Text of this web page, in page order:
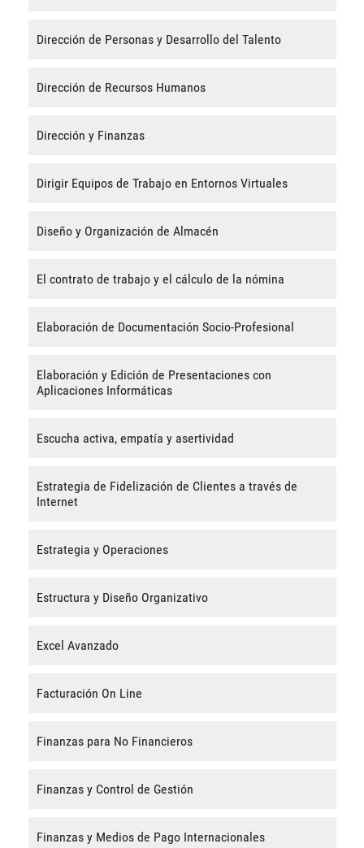
Dirección de Personas y Desarrollo del Talento
Dirección de Recursos Humanos
Dirección y Finanzas
Dirigir Equipos de Trabajo en Entornos Virtuales
Diseño y Organización de Almacén
El contrato de trabajo y el cálculo de la nómina
Elaboración de Documentación Socio-Profesional
Elaboración y Edición de Presentaciones con
Aplicaciones Informáticas
Escucha activa, empatía y asertividad
Estrategia de Fidelización de Clientes a través de
Internet
Estrategia y Operaciones
Estructura y Diseño Organizativo
Excel Avanzado
Facturación On Line
Finanzas para No Financieros
Finanzas y Control de Gestión
Finanzas y Medios de Pago Internacionales